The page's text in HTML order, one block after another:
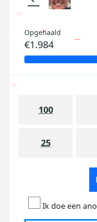
Opgehaald
€1.984
100
25
Ik doe een